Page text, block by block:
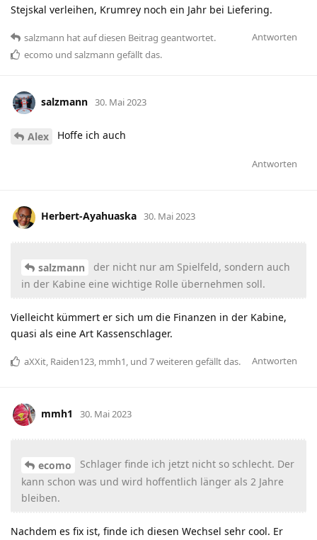
Stejskal verleihen, Krumrey noch ein Jahr bei Liefering.
Antworten
salzmann hatauf diesen Beitrag geantwortet.
ecomo und salzmann gefällt das.
salzmann 30. Mai 2023
Alex Hoffe ich auch
Antworten
Herbert-Ayahuaska 30. Mai 2023
salzmann
der nicht nur am Spielfeld, sondern auch
in der Kabine eine wichtige Rolle übernehmen soll.
Vielleicht kümmert er sich um die Finanzen in der Kabine,
quasi als eine Art Kassenschlager.
Antworten
aXXit, Raiden123, mmh1, und 7weiteren gefällt das.
mmh1 30. Mai 2023
ecomo
Schlager finde ich jetzt nicht so schlecht. Der
kann schon was und wird hoffentlich länger als 2 Jahre
bleiben.
Nachdem es fix ist, finde ich diesen Wechsel sehr cool. Er